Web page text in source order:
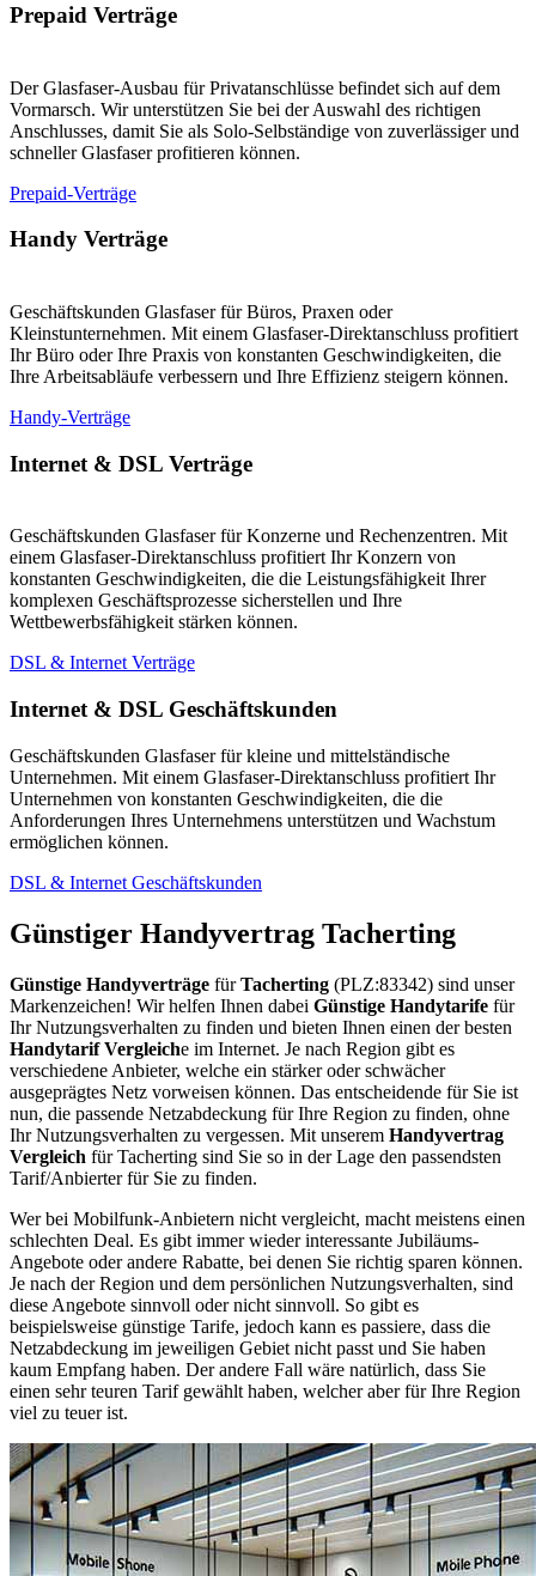
Prepaid Verträge
Der Glasfaser-Ausbau für Privatanschlüsse befindet sich auf dem
Vormarsch. Wir unterstützen Sie bei der Auswahl des richtigen
Anschlusses, damit Sie als Solo-Selbständige von zuverlässiger und
schneller Glasfaser profitieren können.
Prepaid-Verträge
Handy Verträge
Geschäftskunden Glasfaser für Büros, Praxen oder
Kleinstunternehmen. Mit einem Glasfaser-Direktanschluss profitiert
Ihr Büro oder Ihre Praxis von konstanten Geschwindigkeiten, die
Ihre Arbeitsabläufe verbessern und Ihre Effizienz steigern können.
Handy-Verträge
Internet & DSL Verträge
Geschäftskunden Glasfaser für Konzerne und Rechenzentren. Mit
einem Glasfaser-Direktanschluss profitiert Ihr Konzern von
konstanten Geschwindigkeiten, die die Leistungsfähigkeit Ihrer
komplexen Geschäftsprozesse sicherstellen und Ihre
Wettbewerbsfähigkeit stärken können.
DSL & Internet Verträge
Internet & DSL Geschäftskunden
Geschäftskunden Glasfaser für kleine und mittelständische
Unternehmen. Mit einem Glasfaser-Direktanschluss profitiert Ihr
Unternehmen von konstanten Geschwindigkeiten, die die
Anforderungen Ihres Unternehmens unterstützen und Wachstum
ermöglichen können.
DSL & Internet Geschäftskunden
Günstiger Handyvertrag Tacherting
Günstige Handyverträge fürTacherting (PLZ:83342) sind unser
Markenzeichen! Wir helfen Ihnen dabei Günstige Handytarife für
Ihr Nutzungsverhalten zu finden und bieten Ihnen einen der besten
Handytarif Vergleiche im Internet. Je nach Region gibt es
verschiedene Anbieter, welche ein stärker oder schwächer
ausgeprägtes Netz vorweisen können. Das entscheidende für Sie ist
nun, die passende Netzabdeckung für Ihre Region zu finden, ohne
Ihr Nutzungsverhalten zu vergessen. Mit unserem Handyvertrag
Vergleich für Tacherting sind Sie so in der Lage den passendsten
Tarif/Anbierter für Sie zu finden.
Wer bei Mobilfunk-Anbietern nicht vergleicht, macht meistens einen
schlechten Deal. Es gibt immer wieder interessante Jubiläums-
Angebote oder andere Rabatte, bei denen Sie richtig sparen können.
Je nach der Region und dem persönlichen Nutzungsverhalten, sind
diese Angebote sinnvoll oder nicht sinnvoll. So gibt es
beispielsweise günstige Tarife, jedoch kann es passiere, dass die
Netzabdeckung im jeweiligen Gebiet nicht passt und Sie haben
kaum Empfang haben. Der andere Fall wäre natürlich, dass Sie
einen sehr teuren Tarif gewählt haben, welcher aber für Ihre Region
viel zu teuer ist.